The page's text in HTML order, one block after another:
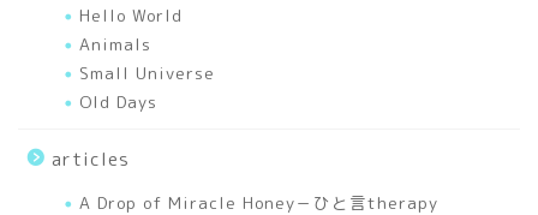
Hello World
Animals
Small Universe
Old Days
articles
A Drop of Miracle Honey－ひと言therapy